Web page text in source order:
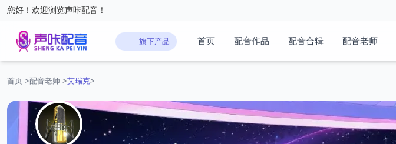
您好！欢迎浏览声咔配音！
旗下产品 首页 配音作品 配音合辑 配音老师
首页 >配音老师 >艾瑞克>